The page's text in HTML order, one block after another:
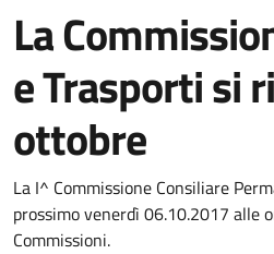
La
e Trasporti si
ottobre
Dettagli della
La I^ Commissione Consiliare
prossimo venerdì 06.10.2017 alle
Commissioni.